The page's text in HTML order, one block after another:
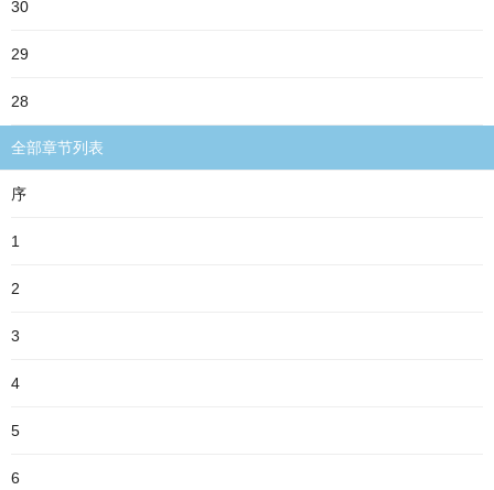
30
29
28
全部章节列表
序
1
2
3
4
5
6